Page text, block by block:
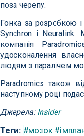
поза черепу.
Гонка за розробкою
Synchron і Neuralink.
компанія
удосконалення
людям з паралічем
Paradromics також
наступному році
Джерела: Insider
Теги: #мозок